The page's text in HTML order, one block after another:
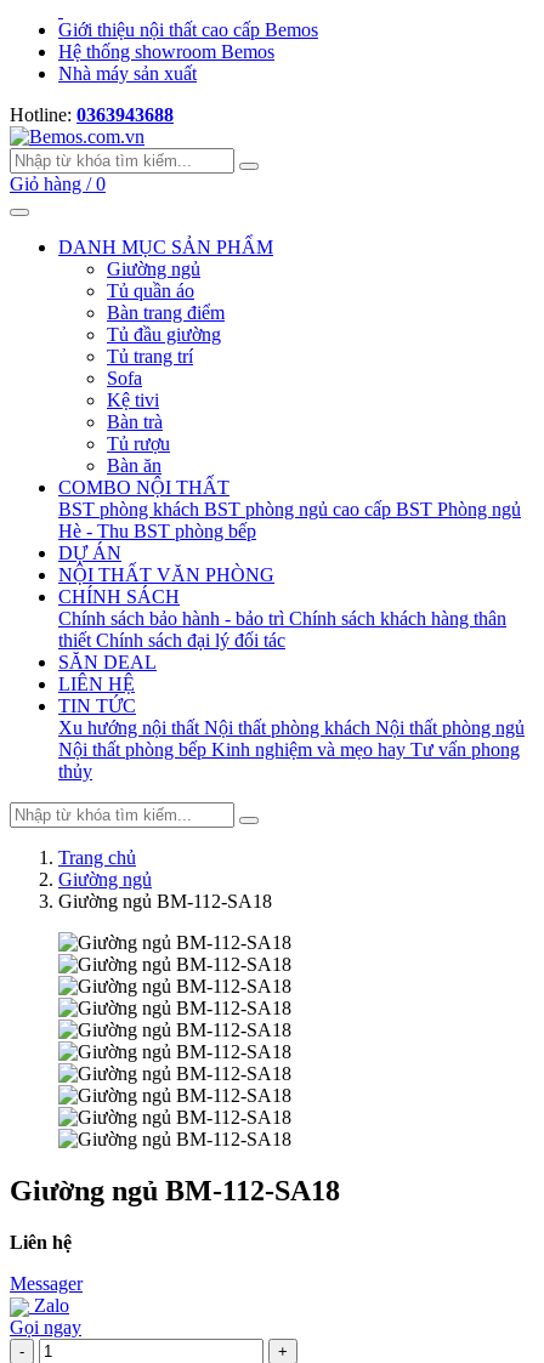
Giới thiệu nội thất cao cấp Bemos
Hệ thống showroom Bemos
Nhà máy sản xuất
Hotline: 0363943688
Giỏ hàng /0
DANH MỤC SẢN PHẨM
Giường ngủ
Tủ quần áo
Bàn trang điểm
Tủ đầu giường
Tủ trang trí
Sofa
Kệ tivi
Bàn trà
Tủ rượu
Bàn ăn
COMBO NỘI THẤT
BST phòng khách BST phòng ngủ cao cấp BST Phòng ngủ
Hè - Thu BST phòng bếp
DỰ ÁN
NỘI THẤT VĂN PHÒNG
CHÍNH SÁCH
Chính sách bảo hành - bảo trì Chính sách khách hàng thân
thiết Chính sách đại lý đối tác
SĂN DEAL
LIÊN HỆ
TIN TỨC
Xu hướng nội thất Nội thất phòng khách Nội thất phòng ngủ
Nội thất phòng bếp Kinh nghiệm và mẹo hay Tư vấn phong
thủy
Trang chủ
Giường ngủ
Giường ngủ BM-112-SA18
Giường ngủ BM-112-SA18
Liên hệ
Messager
Zalo
Gọi ngay
-
+